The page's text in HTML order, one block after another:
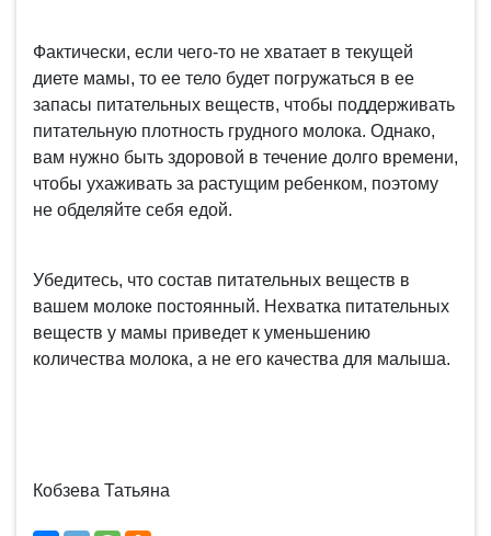
Фактически, если чего-то не хватает в текущей
диете мамы, то ее тело будет погружаться в ее
запасы питательных веществ, чтобы поддерживать
питательную плотность грудного молока. Однако,
вам нужно быть здоровой в течение долго времени,
чтобы ухаживать за растущим ребенком, поэтому
не обделяйте себя едой.
Убедитесь, что состав питательных веществ в
вашем молоке постоянный. Нехватка питательных
веществ у мамы приведет к уменьшению
количества молока, а не его качества для малыша.
Кобзева Татьяна